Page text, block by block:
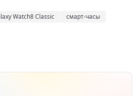
Watch8 Classic
смарт-часы